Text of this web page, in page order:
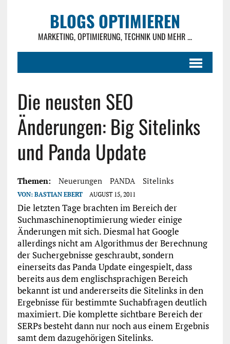
BLOGS OPTIMIEREN
MARKETING, OPTIMIERUNG, TECHNIK UND MEHR ...
Die neusten SEO
Änderungen: Big Sitelinks
und Panda Update
Themen: Neuerungen PANDA Sitelinks
VON: BASTIAN EBERT AUGUST 15, 2011
Die letzten Tage brachten im Bereich der
Suchmaschinenoptimierung wieder einige
Änderungen mit sich. Diesmal hat Google
allerdings nicht am Algorithmus der Berechnung
der Suchergebnisse geschraubt, sondern
einerseits das Panda Update eingespielt, dass
bereits aus dem englischsprachigen Bereich
bekannt ist und andererseits die Sitelinks in den
Ergebnisse für bestimmte Suchabfragen deutlich
maximiert. Die komplette sichtbare Bereich der
SERPs besteht dann nur noch aus einem Ergebnis
samt dem dazugehörigen Sitelinks.